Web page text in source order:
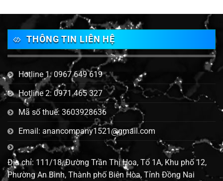
THÔNG TIN LIÊN HỆ
Hotline 1: 0967 649 619
Hotline 2: 0971 465 327
Mã số thuế: 3603928636
Email: anancompany1521@gmail.com
Địa chỉ: 111/18, Đường Trần Thị Hoa, Tổ 1A, Khu phố 12,
Phường An Bình, Thành phố Biên Hòa, Tỉnh Đồng Nai